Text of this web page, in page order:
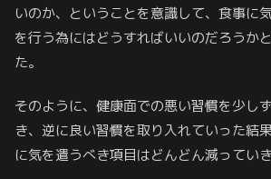
いのか、ということを意識して、食事に
を行う為にはどうすればいいのだろうか
た。
そのように、健康面での悪い習慣を少し
き、逆に良い習慣を取り入れていった結
に気を遣うべき項目はどんどん減っていき